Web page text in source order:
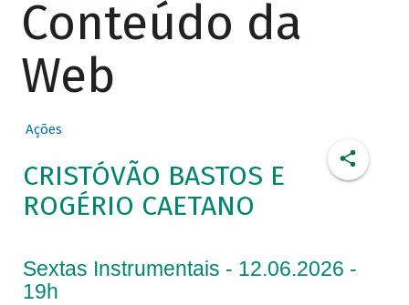
Conteúdo da
Web
Ações
CRISTÓVÃO BASTOS E
ROGÉRIO CAETANO
Sextas Instrumentais - 12.06.2026 -
19h